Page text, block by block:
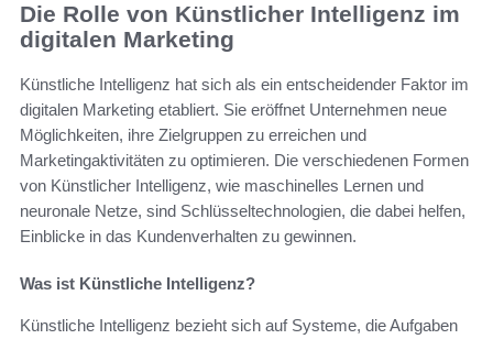
Die Rolle von Künstlicher Intelligenz im
digitalen Marketing
Künstliche Intelligenz hat sich als ein entscheidender Faktor im
digitalen Marketing etabliert. Sie eröffnet Unternehmen neue
Möglichkeiten, ihre Zielgruppen zu erreichen und
Marketingaktivitäten zu optimieren. Die verschiedenen Formen
von Künstlicher Intelligenz, wie maschinelles Lernen und
neuronale Netze, sind Schlüsseltechnologien, die dabei helfen,
Einblicke in das Kundenverhalten zu gewinnen.
Was ist Künstliche Intelligenz?
Künstliche Intelligenz bezieht sich auf Systeme, die Aufgaben